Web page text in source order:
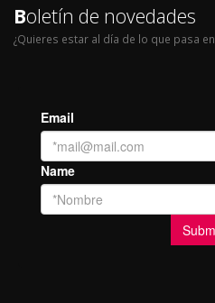
Boletín de novedades
¿Quieres estar al día de lo que pasa en